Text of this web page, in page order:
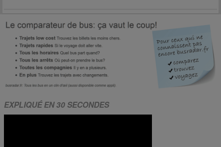
EXPLIQUÉ EN 30 SECONDES